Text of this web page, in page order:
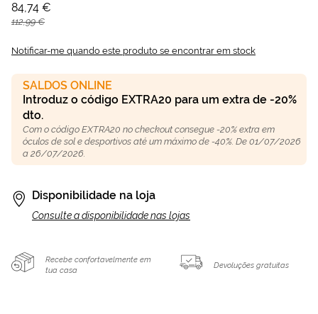
84,74 €
112,99 €
Notificar-me quando este produto se encontrar em stock
SALDOS ONLINE
Introduz o código EXTRA20 para um extra de -20%
dto.
Com o código EXTRA20 no checkout consegue -20% extra em
óculos de sol e desportivos até um máximo de -40%. De 01/07/2026
a 26/07/2026.
Disponibilidade na loja
Consulte a disponibilidade nas lojas
Recebe confortavelmente em
tua casa
Devoluções gratuitas